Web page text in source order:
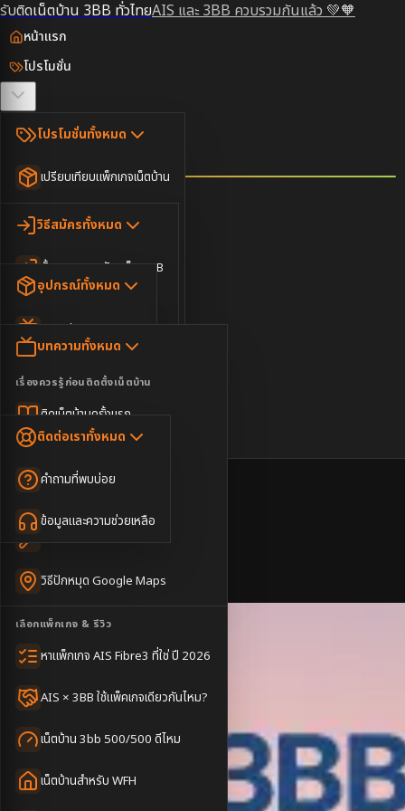
รับติดเน็ตบ้าน 3BB ทั่วไทยAIS และ 3BB ควบรวมกันแล้ว 💚🧡
หน้าแรก
โปรโมชั่น
โปรโมชั่นทั้งหมด
เปรียบเทียบแพ็กเกจเน็ตบ้าน
เน็ตบ้าน Super Fast
เน็ตบ้าน 2Gbps
เน็ตบ้านพร้อมกล่องทีวี
เน็ตบ้าน + Netflix
เน็ตบ้าน + บริการเสริม
เน็ตบ้านแรงทุกชั้น
ตรวจสอบพื้นที่
วิธีสมัครทั้งหมด
ขั้นตอนการสมัครเน็ต 3BB
อุปกรณ์
อุปกรณ์ทั้งหมด
AIS Play Box
Dongle เน็ตสำรอง
บทความ
บทความทั้งหมด
เรื่องควรรู้ก่อนติดตั้งเน็ตบ้าน
ติดเน็ตบ้านครั้งแรก
เทคนิคขอคิวช่างได้ไว
วิธีปักหมุด Google Maps
เลือกแพ็กเกจ & รีวิว
หาแพ็กเกจ AIS Fibre3 ที่ใช่ ปี 2026
AIS × 3BB ใช้แพ็คเกจเดียวกันไหม?
เน็ตบ้าน 3bb 500/500 ดีไหม
เน็ตบ้านสำหรับ WFH
ข่าวสาร
ติดต่อเราทั้งหมด
คำถามที่พบบ่อย
ข้อมูลและความช่วยเหลือ
🇹🇭🇬🇧
หน้าหลัก
บริการ
3BB ใกล้ฉัน